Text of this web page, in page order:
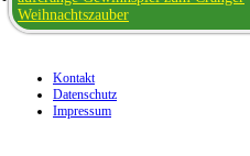
Weihnachtszauber
Kontakt
Datenschutz
Impressum